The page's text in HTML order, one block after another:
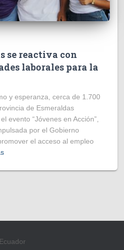
se reactiva con
laborales para la
y esperanza, cerca de 1.700
de Esmeraldas
evento “Jóvenes en Acción”,
por el Gobierno
el acceso al empleo